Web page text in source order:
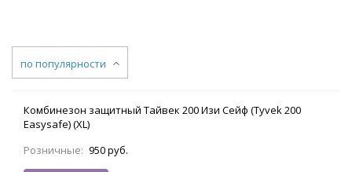
по популярности
Комбинезон защитный Тайвек 200 Изи Сейф (Tyvek 200
Easysafe) (XL)
Розничные: 950 руб.